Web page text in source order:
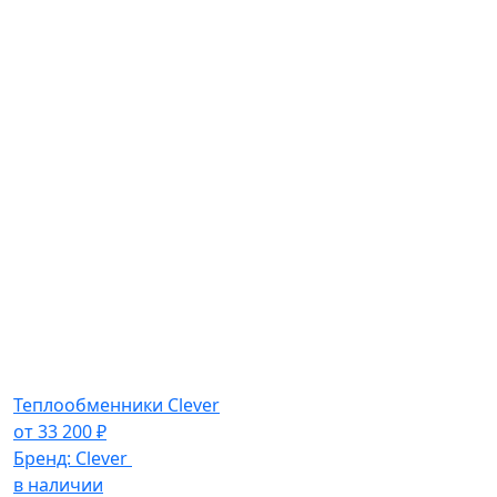
Теплообменники Clever
от33 200₽
Бренд: Clever
в наличии